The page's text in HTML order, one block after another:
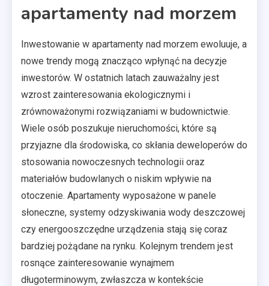
apartamenty nad morzem
Inwestowanie w apartamenty nad morzem ewoluuje, a
nowe trendy mogą znacząco wpłynąć na decyzje
inwestorów. W ostatnich latach zauważalny jest
wzrost zainteresowania ekologicznymi i
zrównoważonymi rozwiązaniami w budownictwie.
Wiele osób poszukuje nieruchomości, które są
przyjazne dla środowiska, co skłania deweloperów do
stosowania nowoczesnych technologii oraz
materiałów budowlanych o niskim wpływie na
otoczenie. Apartamenty wyposażone w panele
słoneczne, systemy odzyskiwania wody deszczowej
czy energooszczędne urządzenia stają się coraz
bardziej pożądane na rynku. Kolejnym trendem jest
rosnące zainteresowanie wynajmem
długoterminowym, zwłaszcza w kontekście